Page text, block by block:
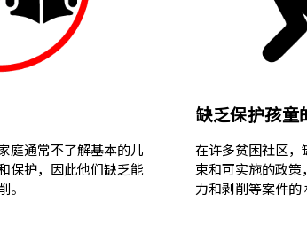
庭通常不了解基本的儿
保护，因此他们缺乏能
。
缺乏保护孩童
在许多贫困社区
束和可实施的政
力和剥削等案件的